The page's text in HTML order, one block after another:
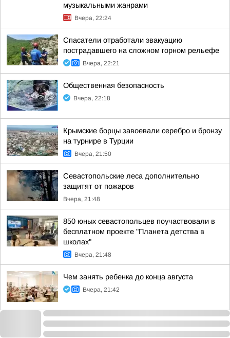
музыкальными жанрами
Вчера, 22:24
Спасатели отработали эвакуацию
пострадавшего на сложном горном рельефе
Вчера, 22:21
Общественная безопасность
Вчера, 22:18
Крымские борцы завоевали серебро и бронзу
на турнире в Турции
Вчера, 21:50
Севастопольские леса дополнительно
защитят от пожаров
Вчера, 21:48
850 юных севастопольцев поучаствовали в
бесплатном проекте "Планета детства в
школах"
Вчера, 21:48
Чем занять ребенка до конца августа
Вчера, 21:42